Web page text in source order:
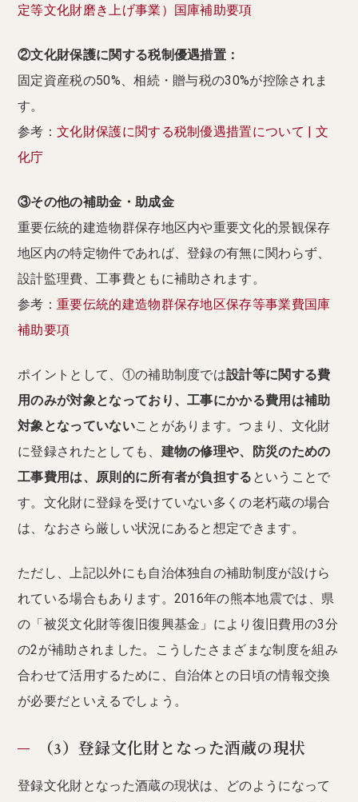
定等文化財磨き上げ事業）国庫補助要項
②文化財保護に関する税制優遇措置：
固定資産税の50%、相続・贈与税の30%が控除されま
す。
参考： 文化財保護に関する税制優遇措置について | 文
化庁
③その他の補助金・助成金
重要伝統的建造物群保存地区内や重要文化的景観保存
地区内の特定物件であれば、登録の有無に関わらず、
設計監理費、工事費ともに補助されます。
参考： 重要伝統的建造物群保存地区保存等事業費国庫
補助要項
ポイントとして、①の補助制度では設計等に関する費
用のみが対象となっており、工事にかかる費用は補助
対象となっていないことがあります。つまり、文化財
に登録されたとしても、 建物の修理や、防災のための
工事費用は、原則的に所有者が負担する ということで
す。文化財に登録を受けていない多くの老朽蔵の場合
は、なおさら厳しい状況にあると想定できます。
ただし、上記以外にも自治体独自の補助制度が設けら
れている場合もあります。2016年の熊本地震では、県
の「被災文化財等復旧復興基金」により復旧費用の3分
の2が補助されました。こうしたさまざまな制度を組み
合わせて活用するために、自治体との日頃の情報交換
が必要だといえるでしょう。
（3）登録文化財となった酒蔵の現状
登録文化財となった酒蔵の現状は、どのようになって